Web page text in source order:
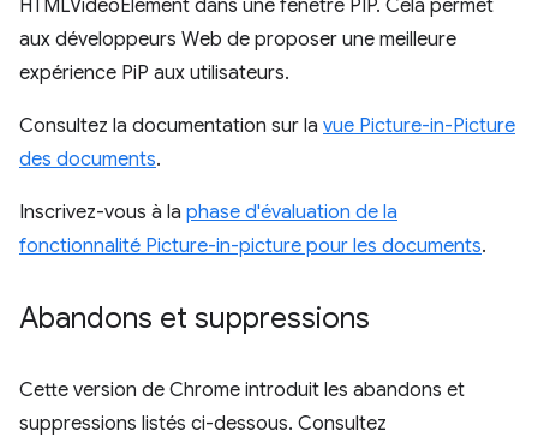
HTMLVideoElement dans une fenêtre PIP. Cela permet
aux développeurs Web de proposer une meilleure
expérience PiP aux utilisateurs.
Consultez la documentation sur la vue Picture-in-Picture
des documents.
Inscrivez-vous à la phase d'évaluation de la
fonctionnalité Picture-in-picture pour les documents.
Abandons et suppressions
Cette version de Chrome introduit les abandons et
suppressions listés ci-dessous. Consultez